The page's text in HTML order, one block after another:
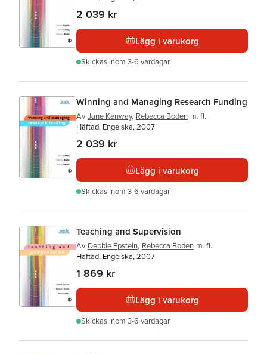
2 039 kr
Lägg i varukorg
Skickas inom 3-6 vardagar
Winning and Managing Research Funding
Av Jane Kenway, Rebecca Boden m. fl.
Häftad, Engelska, 2007
2 039 kr
Lägg i varukorg
Skickas inom 3-6 vardagar
Teaching and Supervision
Av Debbie Epstein, Rebecca Boden m. fl.
Häftad, Engelska, 2007
1 869 kr
Lägg i varukorg
Skickas inom 3-6 vardagar